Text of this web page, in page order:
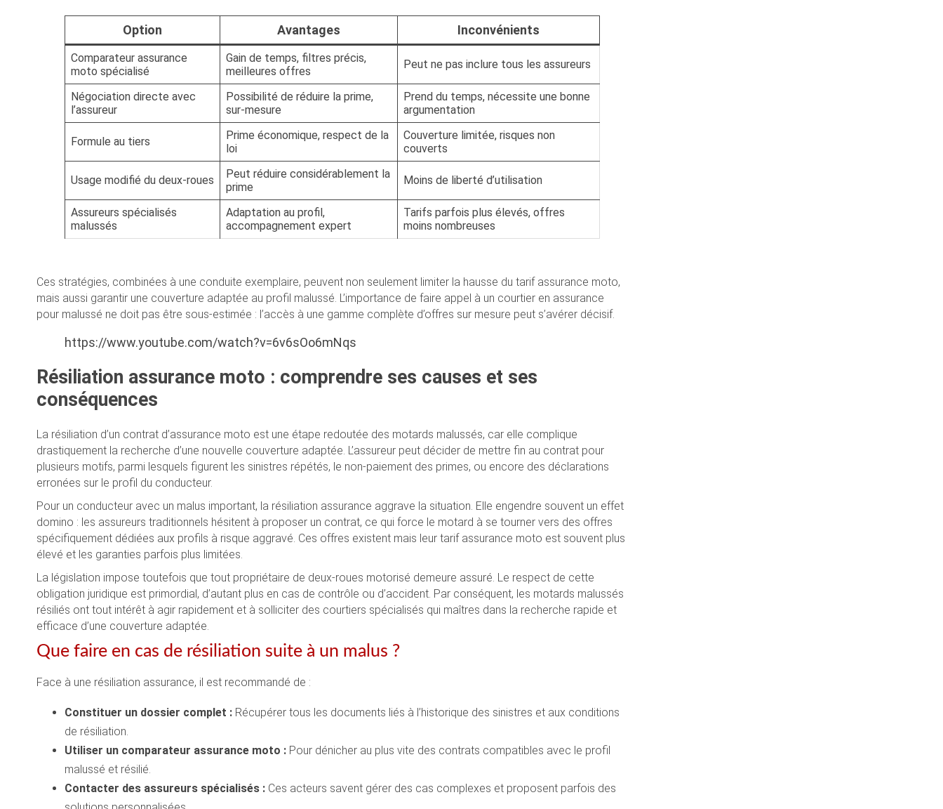
Option Avantages Inconvénients
Comparateur assurance
moto spécialisé
Gain de temps, filtres précis,
meilleures offres
Peut ne pas inclure tous les assureurs
Négociation directe avec
l’assureur
Possibilité de réduire la prime,
sur-mesure
Prend du temps, nécessite une bonne
argumentation
Formule au tiers
Prime économique, respect de la
loi
Couverture limitée, risques non
couverts
Usage modifié du deux-roues
Peut réduire considérablement la
prime
Moins de liberté d’utilisation
Assureurs spécialisés
malussés
Adaptation au profil,
accompagnement expert
Tarifs parfois plus élevés, offres
moins nombreuses
Ces stratégies, combinées à une conduite exemplaire, peuvent non seulement limiter la hausse du tarif assurance moto,
mais aussi garantir une couverture adaptée au profil malussé. L’importance de faire appel à un courtier en assurance
pour malussé ne doit pas être sous-estimée : l’accès à une gamme complète d’offres sur mesure peut s’avérer décisif.
https://www.youtube.com/watch?v=6v6sOo6mNqs
Résiliation assurance moto : comprendre ses causes et ses
conséquences
La résiliation d’un contrat d’assurance moto est une étape redoutée des motards malussés, car elle complique
drastiquement la recherche d’une nouvelle couverture adaptée. L’assureur peut décider de mettre fin au contrat pour
plusieurs motifs, parmi lesquels figurent les sinistres répétés, le non-paiement des primes, ou encore des déclarations
erronées sur le profil du conducteur.
Pour un conducteur avec un malus important, la résiliation assurance aggrave la situation. Elle engendre souvent un effet
domino : les assureurs traditionnels hésitent à proposer un contrat, ce qui force le motard à se tourner vers des offres
spécifiquement dédiées aux profils à risque aggravé. Ces offres existent mais leur tarif assurance moto est souvent plus
élevé et les garanties parfois plus limitées.
La législation impose toutefois que tout propriétaire de deux-roues motorisé demeure assuré. Le respect de cette
obligation juridique est primordial, d’autant plus en cas de contrôle ou d’accident. Par conséquent, les motards malussés
résiliés ont tout intérêt à agir rapidement et à solliciter des courtiers spécialisés qui maîtres dans la recherche rapide et
efficace d’une couverture adaptée.
Que faire en cas de résiliation suite à un malus ?
Face à une résiliation assurance, il est recommandé de :
Constituer un dossier complet : Récupérer tous les documents liés à l’historique des sinistres et aux conditions
de résiliation.
Utiliser un comparateur assurance moto : Pour dénicher au plus vite des contrats compatibles avec le profil
malussé et résilié.
Contacter des assureurs spécialisés : Ces acteurs savent gérer des cas complexes et proposent parfois des